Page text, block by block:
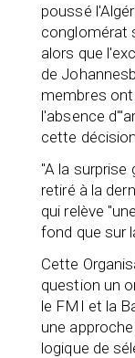
poussé
conglomérat
alors que
de
membres
l'absence
cette décision.
"A la surprise
retiré à la
qui relève
fond que sur
Cette
question un
le FMI et la
une
logique de